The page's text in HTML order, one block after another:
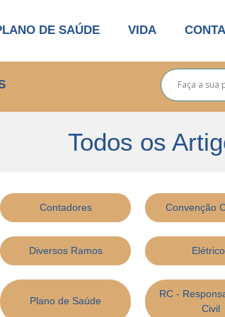
DE SAÚDE VIDA
Todos os
Contadores Convenção
Diversos Ramos
Plano de Saúde
RC -
Civil